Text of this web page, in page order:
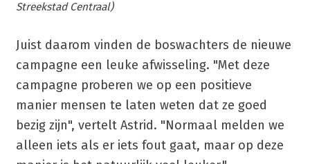
Streekstad Centraal)
Juist daarom vinden de boswachters de nieuwe
campagne een leuke afwisseling. "Met deze
campagne proberen we op een positieve
manier mensen te laten weten dat ze goed
bezig zijn", vertelt Astrid. "Normaal melden we
alleen iets als er iets fout gaat, maar op deze